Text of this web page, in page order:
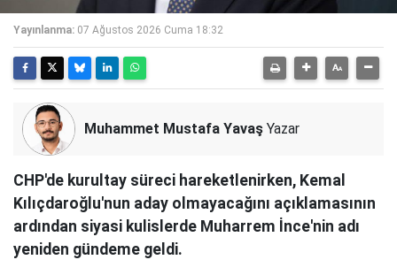
Yayınlanma: 07 Ağustos 2026 Cuma 18:32
Muhammet Mustafa Yavaş Yazar
CHP'de kurultay süreci hareketlenirken, Kemal
Kılıçdaroğlu'nun aday olmayacağını açıklamasının
ardından siyasi kulislerde Muharrem İnce'nin adı
yeniden gündeme geldi.